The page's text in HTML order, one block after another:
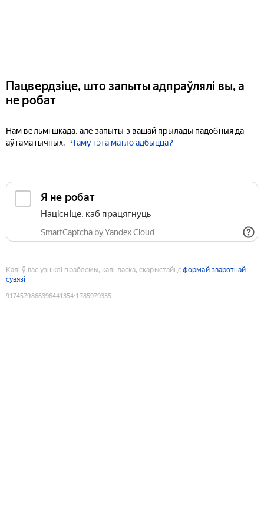
Пацвердзіце, што запыты адпраўлялі вы, а
не робат
Нам вельмі шкада, але запыты з вашай прылады падобныя да
аўтаматычных.
Чаму гэта магло адбыцца?
Я не робат
Націсніце, каб працягнуць
SmartCaptcha by Yandex Cloud
Калі ў вас узніклі праблемы, калі ласка, скарыстайцеформай зваротнай
сувязі
9174579866396441354:1785979335